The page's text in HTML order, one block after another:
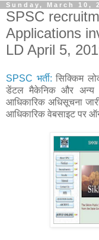
Sunday, March 10,
SPSC
Applications
LD April 5,
SPSC भर्ती: सिक्किम
डेंटल मैकेनिक और अन्य
आधिकारिक अधिसूचना
आधिकारिक वेबसाइट पर